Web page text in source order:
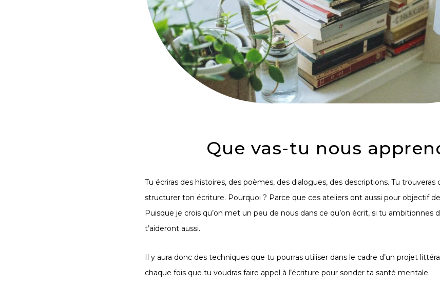
Que vas-tu nous
Tu écriras des histoires, des poèmes, des dialogues, des descriptions. Tu trouveras
structurer ton écriture. Pourquoi ? Parce que ces ateliers ont aussi pour objectif de
Puisque je crois qu’on met un peu de nous dans ce qu’on écrit, si tu ambitionnes
t’aideront aussi.
Il y aura donc des techniques que tu pourras utiliser dans le cadre d’un projet
chaque fois que tu voudras faire appel à l’écriture pour sonder ta santé mentale.